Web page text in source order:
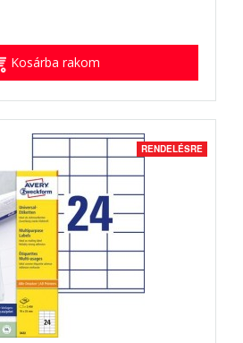
Kosárba rakom
RENDELÉSRE